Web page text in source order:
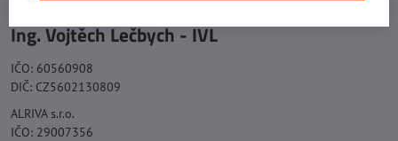
Ing. Vojtěch Lečbych - IVL
IČO: 60560908
DIČ: CZ5602130809
ALRIVA s.r.o.
IČO: 29007356